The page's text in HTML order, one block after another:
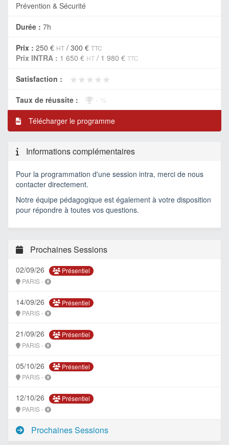
Prévention & Sécurité
Durée : 7h
Prix : 250 € HT / 300 € TTC
Prix INTRA : 1 650 € HT / 1 980 € TTC
Satisfaction : ★★★★★
★★★★★
Taux de réussite : - %
Télécharger le programme
Informations complémentaires
Pour la programmation d'une session intra, merci de nous
contacter directement.
Notre équipe pédagogique est également à votre disposition
pour répondre à toutes vos questions.
Prochaines Sessions
02/09/26
Présentiel
PARIS -
14/09/26
Présentiel
PARIS -
21/09/26
Présentiel
PARIS -
05/10/26
Présentiel
PARIS -
12/10/26
Présentiel
PARIS -
Prochaines Sessions